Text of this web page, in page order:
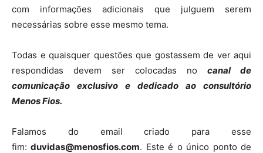
com informações adicionais que julguem serem
necessárias sobre esse mesmo tema.
Todas e quaisquer questões que gostassem de ver aqui
respondidas devem ser colocadas no canal de
comunicação exclusivo e dedicado ao consultório
Menos Fios.
Falamos do email criado para esse
fim:duvidas@menosfios.com. Este é o único ponto de